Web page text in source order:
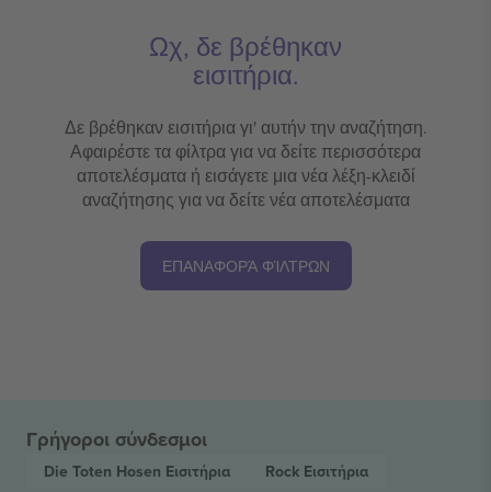
Ωχ, δε βρέθηκαν
εισιτήρια.
Δε βρέθηκαν εισιτήρια γι' αυτήν την αναζήτηση.
Αφαιρέστε τα φίλτρα για να δείτε περισσότερα
αποτελέσματα ή εισάγετε μια νέα λέξη-κλειδί
αναζήτησης για να δείτε νέα αποτελέσματα
ΕΠΑΝΑΦΟΡΆ ΦΊΛΤΡΩΝ
Γρήγοροι σύνδεσμοι
Die Toten Hosen Εισιτήρια Rock Εισιτήρια